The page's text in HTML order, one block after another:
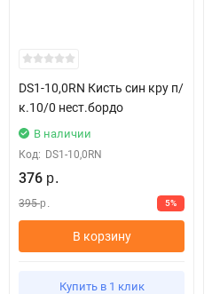
DS1-10,0RN Кисть син кру п/
к.10/0 нест.бордо
В наличии
Код: DS1-10,0RN
376 р.
395 р. 5%
В корзину
Купить в 1 клик